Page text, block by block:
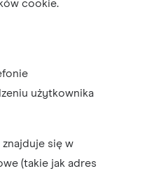
cookie.
użytkownika
się w
(takie jak adres